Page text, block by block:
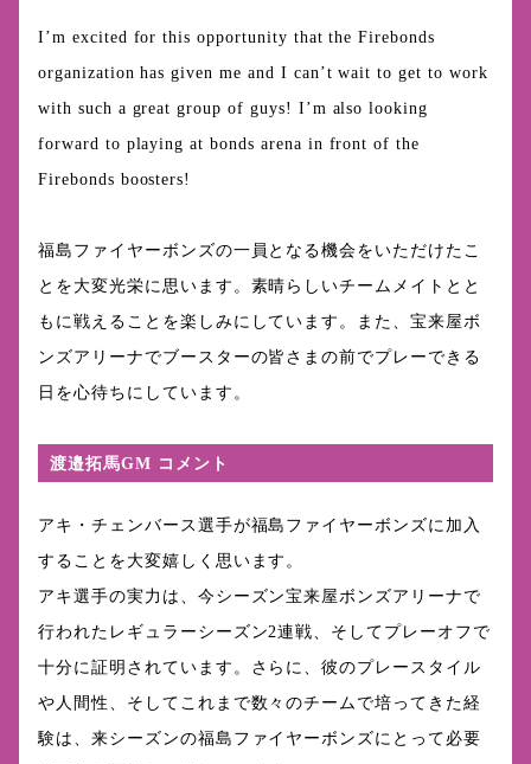
I’m excited for this opportunity that the Firebonds
organization has given me and I can’t wait to get to work
with such a great group of guys! I’m also looking
forward to playing at bonds arena in front of the
Firebonds boosters!
福島ファイヤーボンズの一員となる機会をいただけたこ
とを大変光栄に思います。素晴らしいチームメイトとと
もに戦えることを楽しみにしています。また、宝来屋ボ
ンズアリーナでブースターの皆さまの前でプレーできる
日を心待ちにしています。
渡邉拓馬GM コメント
アキ・チェンバース選手が福島ファイヤーボンズに加入
することを大変嬉しく思います。
アキ選手の実力は、今シーズン宝来屋ボンズアリーナで
行われたレギュラーシーズン2連戦、そしてプレーオフで
十分に証明されています。さらに、彼のプレースタイル
や人間性、そしてこれまで数々のチームで培ってきた経
験は、来シーズンの福島ファイヤーボンズにとって必要